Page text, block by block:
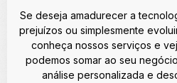
Se deseja amadurecer a
prejuízos ou simplesmente
conheça nossos serviços e
podemos somar ao seu
análise personalizada e